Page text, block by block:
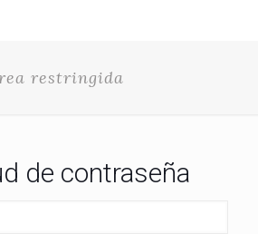
restringida
de contraseña